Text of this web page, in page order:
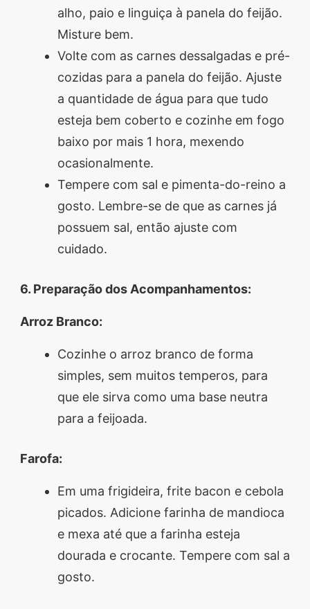
alho, paio e linguiça à panela do feijão.
Misture bem.
Volte com as carnes dessalgadas e pré-
cozidas para a panela do feijão. Ajuste
a quantidade de água para que tudo
esteja bem coberto e cozinhe em fogo
baixo por mais 1 hora, mexendo
ocasionalmente.
Tempere com sal e pimenta-do-reino a
gosto. Lembre-se de que as carnes já
possuem sal, então ajuste com
cuidado.
6. Preparação dos Acompanhamentos:
Arroz Branco:
Cozinhe o arroz branco de forma
simples, sem muitos temperos, para
que ele sirva como uma base neutra
para a feijoada.
Farofa:
Em uma frigideira, frite bacon e cebola
picados. Adicione farinha de mandioca
e mexa até que a farinha esteja
dourada e crocante. Tempere com sal a
gosto.